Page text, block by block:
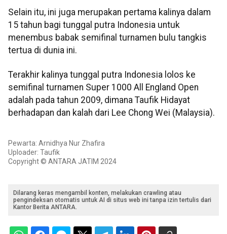
Selain itu, ini juga merupakan pertama kalinya dalam
15 tahun bagi tunggal putra Indonesia untuk
menembus babak semifinal turnamen bulu tangkis
tertua di dunia ini.
Terakhir kalinya tunggal putra Indonesia lolos ke
semifinal turnamen Super 1000 All England Open
adalah pada tahun 2009, dimana Taufik Hidayat
berhadapan dan kalah dari Lee Chong Wei (Malaysia).
Pewarta: Arnidhya Nur Zhafira
Uploader: Taufik
Copyright © ANTARA JATIM 2024
Dilarang keras mengambil konten, melakukan crawling atau
pengindeksan otomatis untuk AI di situs web ini tanpa izin tertulis dari
Kantor Berita ANTARA.